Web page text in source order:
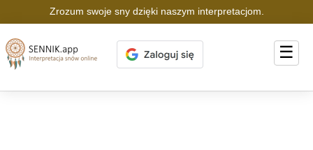
Zrozum swoje sny dzięki naszym interpretacjom.
☰